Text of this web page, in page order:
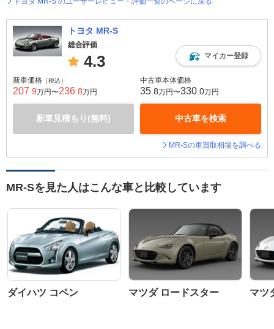
トヨタ MR-S
総合評価
4.3 マイカー登録
新車価格 （税込）
207 .9万円〜236 .8万円
新車見積もり(無料)
中古車本体価格
35 .8万円〜330 .0万円
中古車を検索
MR-Sの車買取相場を調べる
MR-Sを見た人はこんな車と比較しています
ダイハツ コペン マツダ ロードスター マツ